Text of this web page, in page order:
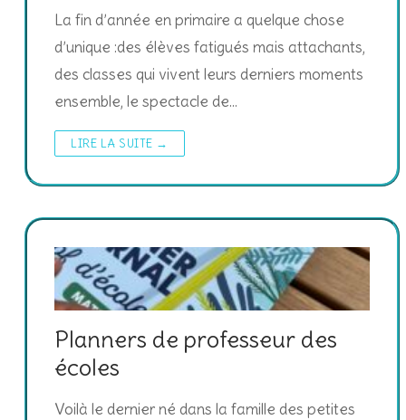
La fin d’année en primaire a quelque chose
d’unique :des élèves fatigués mais attachants,
des classes qui vivent leurs derniers moments
ensemble, le spectacle de…
LIRE LA SUITE →
Planners de professeur des
écoles
Voilà le dernier né dans la famille des petites